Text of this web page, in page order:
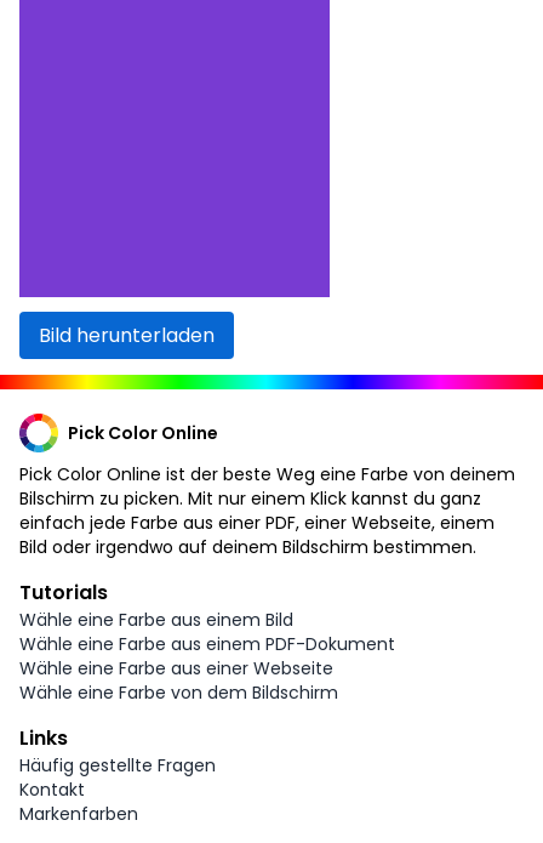
Bild herunterladen
Pick Color Online
Pick Color Online ist der beste Weg eine Farbe von deinem
Bilschirm zu picken. Mit nur einem Klick kannst du ganz
einfach jede Farbe aus einer PDF, einer Webseite, einem
Bild oder irgendwo auf deinem Bildschirm bestimmen.
Tutorials
Wähle eine Farbe aus einem Bild
Wähle eine Farbe aus einem PDF-Dokument
Wähle eine Farbe aus einer Webseite
Wähle eine Farbe von dem Bildschirm
Links
Häufig gestellte Fragen
Kontakt
Markenfarben